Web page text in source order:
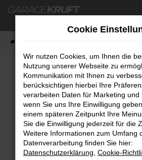
Zum
Fehler: Network Error
Beim Laden ist ein Fehler
Hier sind ein paar Tipps, die
Überprüfe deine Firewall
Internetverbindung.
Cookie
Wir nutzen Cookies, um Ihnen die
Nutzung unserer Webseite zu
Kommunikation mit Ihnen zu
berücksichtigen hierbei Ihre
verarbeiten Daten für Marketing und
wenn Sie uns Ihre Einwilligung
einem späteren Zeitpunkt Ihre
Sie die Einwilligung jederzeit für die
Weitere Informationen zum Umfang
Datenverarbeitung finden Sie hier:
Datenschutzerklärung Cookie-